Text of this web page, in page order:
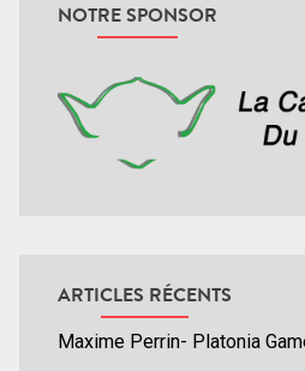
NOTRE SPONSOR
ARTICLES RÉCENTS
Maxime Perrin- Platonia